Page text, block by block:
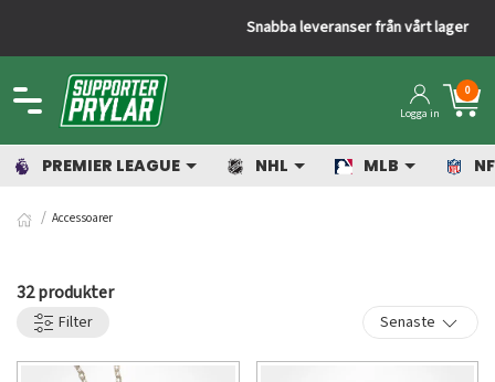
Snabba leveranser från vårt lager
Logga in
0
PREMIER LEAGUE NHL MLB
Accessoarer
32 produkter
Filter Senaste